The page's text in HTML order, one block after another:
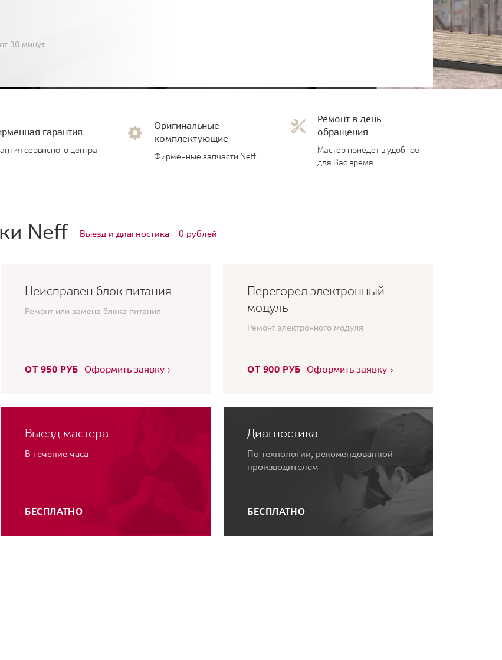
30 минут
гарантия
сервисного центра
Оригинальные
комплектующие
Фирменные запчасти Neff
Ремонт в день
обращения
Мастер приедет в удобное
для Вас время
Neff Выезд и диагностика — 0 рублей
Неисправен блок питания
Ремонт или замена блока питания
ОТ 950 РУБ Оформить заявку
Перегорел электронный
модуль
Ремонт электронного модуля
ОТ 900 РУБ Оформить заявку
Выезд мастера
В течение часа
БЕСПЛАТНО
Диагностика
По технологии, рекомендованной
производителем
БЕСПЛАТНО